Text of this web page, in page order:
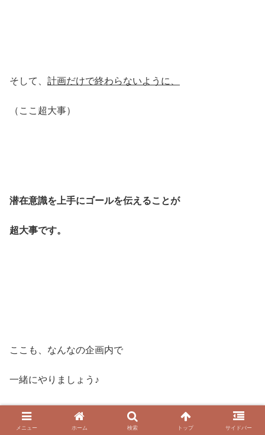
そして、 計画だけで終わらないように、
（ここ超大事）
潜在意識を上手にゴールを伝えることが
超大事です。
ここも、なんなの企画内で
一緒にやりましょう♪
メニュー ホーム 検索 トップ サイドバー